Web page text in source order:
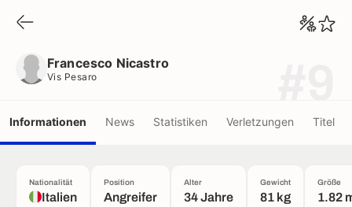
Francesco Nicastro
Vis Pesaro
Informationen News Statistiken Verletzungen Titel
Nationalität
Italien
Position
Angreifer
Alter
34 Jahre
Gewicht
81 kg
Größe
1.82